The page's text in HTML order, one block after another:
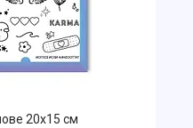
20х15 см